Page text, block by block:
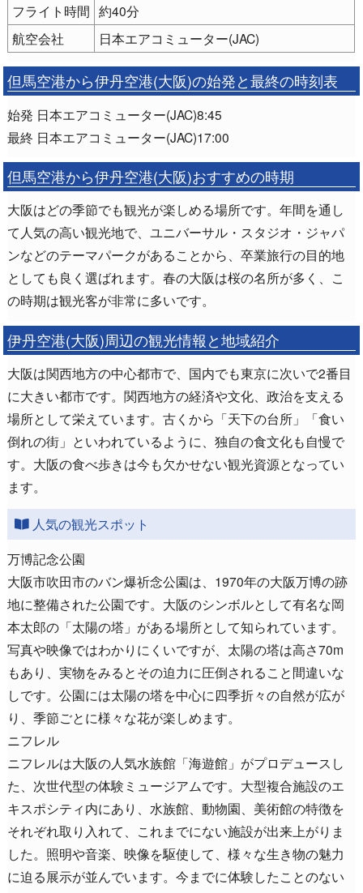
フライト時間 約40分
航空会社
日本エアコミューター(JAC)
但馬空港から伊丹空港(大阪)の始発と最終の時刻表
始発 日本エアコミューター(JAC)8:45
最終 日本エアコミューター(JAC)17:00
但馬空港から伊丹空港(大阪)おすすめの時期
大阪はどの季節でも観光が楽しめる場所です。年間を通し
て人気の高い観光地で、ユニバーサル・スタジオ・ジャパ
ンなどのテーマパークがあることから、卒業旅行の目的地
としても良く選ばれます。春の大阪は桜の名所が多く、こ
の時期は観光客が非常に多いです。
伊丹空港(大阪)周辺の観光情報と地域紹介
大阪は関西地方の中心都市で、国内でも東京に次いで2番目
に大きい都市です。関西地方の経済や文化、政治を支える
場所として栄えています。古くから「天下の台所」「食い
倒れの街」といわれているように、独自の食文化も自慢で
す。大阪の食べ歩きは今も欠かせない観光資源となってい
ます。
人気の観光スポット
万博記念公園
大阪市吹田市のバン爆祈念公園は、1970年の大阪万博の跡
地に整備された公園です。大阪のシンボルとして有名な岡
本太郎の「太陽の塔」がある場所として知られています。
写真や映像ではわかりにくいですが、太陽の塔は高さ70m
もあり、実物をみるとその迫力に圧倒されること間違いな
しです。公園には太陽の塔を中心に四季折々の自然が広が
り、季節ごとに様々な花が楽しめます。
ニフレル
ニフレルは大阪の人気水族館「海遊館」がプロデュースし
た、次世代型の体験ミュージアムです。大型複合施設のエ
キスポシティ内にあり、水族館、動物園、美術館の特徴を
それぞれ取り入れて、これまでにない施設が出来上がりま
した。照明や音楽、映像を駆使して、様々な生き物の魅力
に迫る展示が並んでいます。今までに体験したことのない